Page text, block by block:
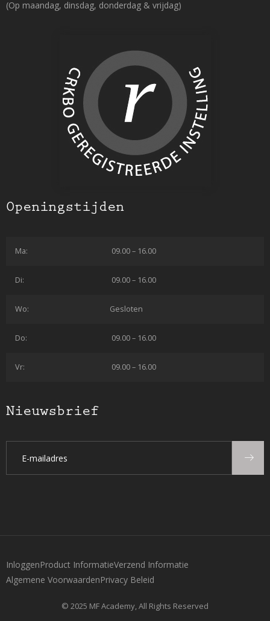
(Op maandag, dinsdag, donderdag & vrijdag)
Openingstijden
Ma: 09.00 – 16.00
Di: 09.00 – 16.00
Wo: Gesloten
Do: 09.00 – 16.00
Vr: 09.00 – 16.00
Nieuwsbrief
InloggenProduct InformatieVerzend Informatie
Algemene VoorwaardenPrivacy Beleid
© 2025 MF Academy, All Rights Reserved